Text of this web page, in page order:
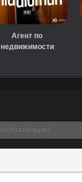
Агент по
недвижимости